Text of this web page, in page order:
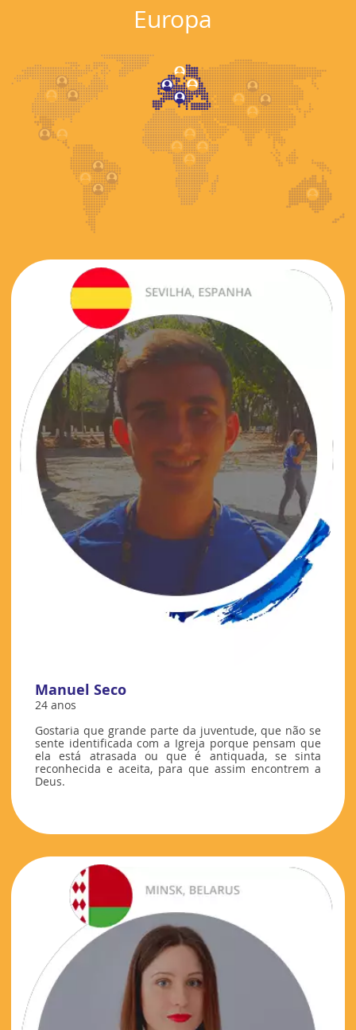
Europa
Manuel Seco
24 anos
Gostaria que grande parte da juventude, que não se
sente identificada com a Igreja porque pensam que
ela está atrasada ou que é antiquada, se sinta
reconhecida e aceita, para que assim encontrem a
Deus.